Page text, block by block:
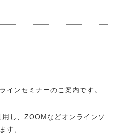
インセミナーのご案内です。
し、ZOOMなどオンラインソ
す。